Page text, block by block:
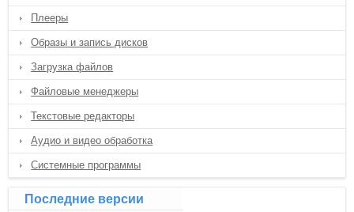
Плееры
Образы и запись дисков
Загрузка файлов
Файловые менеджеры
Текстовые редакторы
Аудио и видео обработка
Системные программы
Последние версии